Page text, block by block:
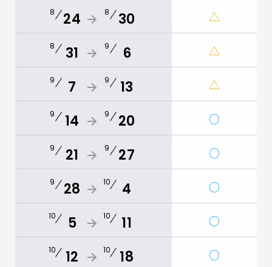
8 24 8 30
8 31 9 6
9 7 9 13
9 14 9 20
9 21 9 27
9 28 10 4
10 5 10 11
10 12 10 18
△
△
△
○
○
○
○
○